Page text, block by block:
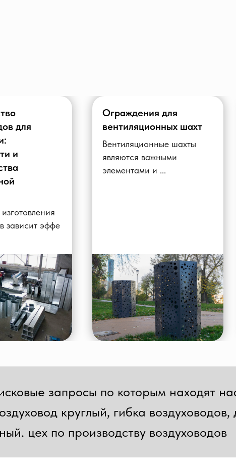
для
и
зависит эффе
Ограждения для
вентиляционных шахт
Вентиляционные шахты
являются важными
элементами и ...
запросы по которым находят
круглый, гибка
цех по производству воздуховодов